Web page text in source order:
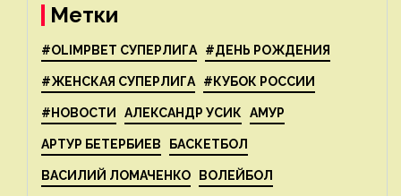
Метки
#OLIMPBET СУПЕРЛИГА #ДЕНЬ РОЖДЕНИЯ
#ЖЕНСКАЯ СУПЕРЛИГА #КУБОК РОССИИ
#НОВОСТИ АЛЕКСАНДР УСИК АМУР
АРТУР БЕТЕРБИЕВ БАСКЕТБОЛ
ВАСИЛИЙ ЛОМАЧЕНКО ВОЛЕЙБОЛ